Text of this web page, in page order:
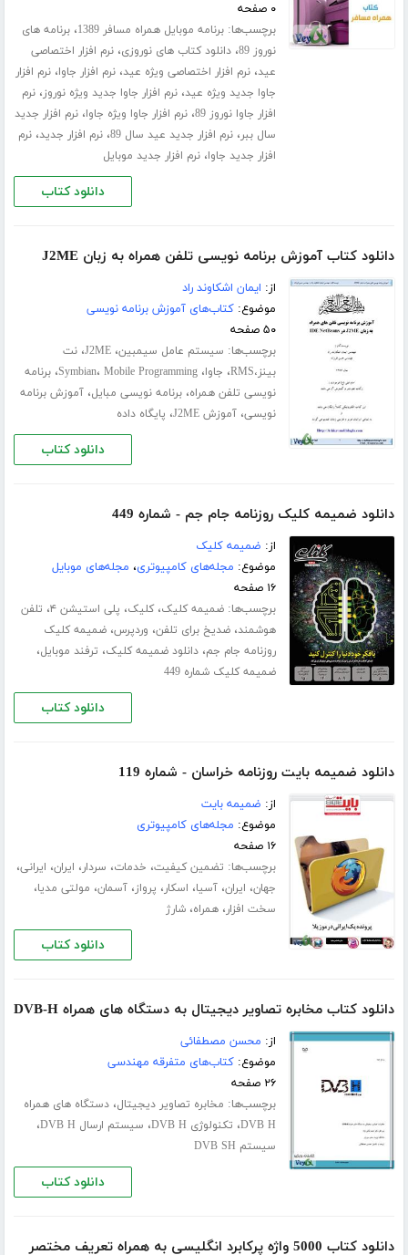
۰ صفحه
برچسب‌ها:برنامه موبایل همراه مسافر 1389 ،برنامه های
نوروز 89
،دانلود کتاب های نوروزی،نرم افزار اختصاصی
عید،نرم افزار اختصاصی ویژه عید،نرم افزار جاوا،نرم افزار
جاوا جدید ویژه عید،نرم افزار جاوا جدید ویژه نوروز،نرم
افزار جاوا نوروز 89
،نرم افزار جاوا ویژه جاوا،نرم افزار جدید
سال ببر،نرم افزار جدید عید سال 89 ،نرم افزار جدید،نرم
افزار جدید جاوا،نرم افزار جدید موبایل
دانلود کتاب
دانلود کتاب آموزش برنامه نویسی تلفن همراه به زبان J2ME
از: ایمان اشکاوند راد
موضوع:کتاب‌های آموزش برنامه نویسی
۵۰ صفحه
برچسب‌ها: سیستم عامل سیمبین،J2ME،نت
بینز،RMS
، جاوا، Symbian، Mobile Programming ،برنامه
نویسی تلفن همراه،برنامه نویسی مبایل،آموزش برنامه
نویسی،آموزش J2ME ، پایگاه داده
دانلود کتاب
دانلود ضمیمه کلیک روزنامه جام جم - شماره 449
از: ضمیمه کلیک
موضوع: مجله‌های کامپیوتری، مجله‌های موبایل
۱۶ صفحه
برچسب‌ها:ضمیمه کلیک،کلیک، پلی استیشن ۴ ، تلفن
هوشمند،ضدیخ برای تلفن، وردپرس،ضمیمه کلیک
روزنامه جام جم،دانلود ضمیمه کلیک، ترفند موبایل،
ضمیمه کلیک شماره 449
دانلود کتاب
دانلود ضمیمه بایت روزنامه خراسان - شماره 119
از: ضمیمه بایت
موضوع: مجله‌های کامپیوتری
۱۶ صفحه
برچسب‌ها: تضمین کیفیت، خدمات، سردار، ایران، ایرانی،
جهان، ایران،آسیا، اسکار، پرواز،آسمان، مولتی مدیا،
سخت افزار،همراه،شارژ
دانلود کتاب
دانلود کتاب مخابره تصاویر دیجیتال به دستگاه های همراه DVB-H
از: محسن مصطفائی
موضوع:کتاب‌های متفرقه مهندسی
۲۶ صفحه
برچسب‌ها: مخابره تصاویر دیجیتال،دستگاه های همراه
DVB H، تکنولوژی DVB H ، سیستم ارسال DVB H ،
سیستم DVB SH
دانلود کتاب
دانلود کتاب 5000 واژه پرکابرد انگلیسی به همراه تعریف مختصر